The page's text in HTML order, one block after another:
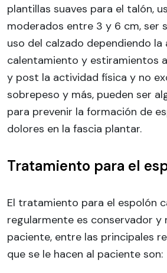
plantillas suaves para el talón,
moderados entre 3 y 6 cm, ser
uso del calzado dependiendo la
calentamiento y estiramientos
y post la actividad física y no
sobrepeso y más, pueden ser
para prevenir la formación de
dolores en la fascia plantar.
Tratamiento para el
El tratamiento para el espolón
regularmente es conservador y
paciente, entre las principales
que se le hacen al paciente son: